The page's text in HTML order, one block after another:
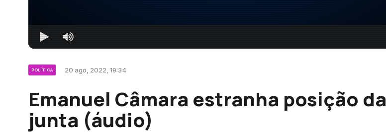
POLÍTICA 20 ago, 2022, 19:34
Emanuel Câmara estranha posição da
junta (áudio)